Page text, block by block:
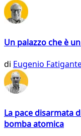
Un palazzo che è
di Eugenio
La pace disarmata
bomba atomica